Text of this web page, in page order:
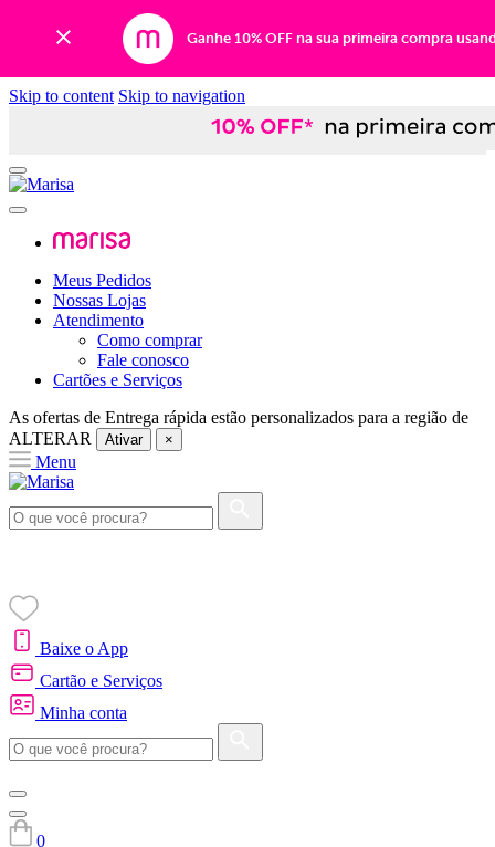
Ganhe 10% OFF na sua primeira compra
Skip to content Skip to navigation
Meus Pedidos
Nossas Lojas
Atendimento
Como comprar
Fale conosco
Cartões e Serviços
As ofertas de Entrega rápida estão personalizados para a região de
ALTERAR
Ativar ×
Menu
Baixe o App
Cartão e Serviços
Minha conta
0